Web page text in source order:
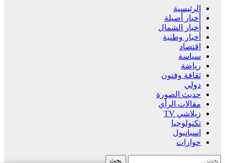
الرئيسية
أخبار أصيلة
أخبار الشمال
أخبار وطنية
اقتصاد
سياسة
رياضة
ثقافة وفنون
دولي
حديث الصورة
مقالات الرأي
زيلاشي TV
تكنولوجيا
اسبانيول
حوارات